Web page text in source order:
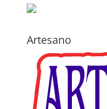
Artesano